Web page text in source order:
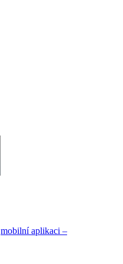
mobilní aplikaci –